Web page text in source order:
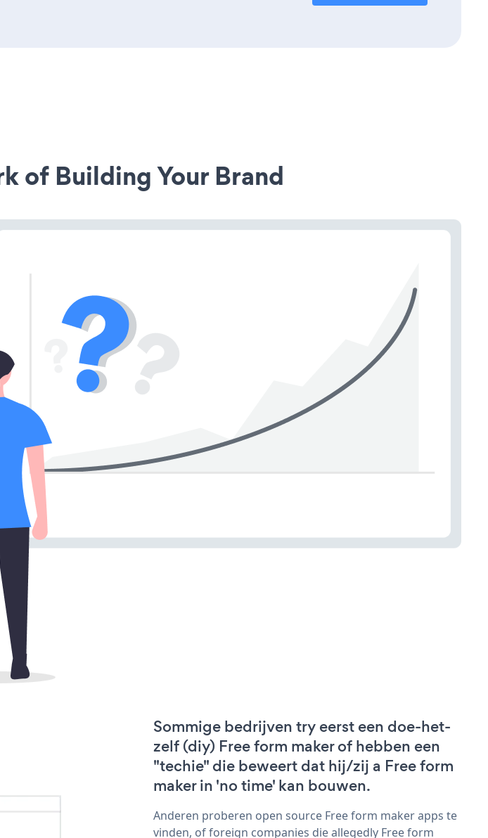
of Building Your Brand
Sommige bedrijven try eerst een doe-het-
zelf (diy) Free form maker of hebben een
"techie" die beweert dat hij/zij a Free form
maker in 'no time' kan bouwen.
Anderen proberen open source Free form maker apps te
vinden, of foreign companies die allegedly Free form